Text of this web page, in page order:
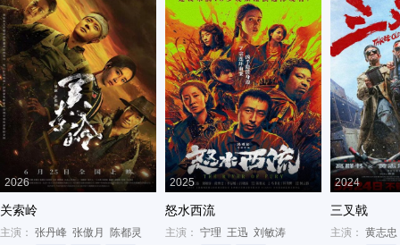
2026
关索岭
主演： 张丹峰 张傲月
陈都灵
2025
怒水西流
主演： 宁理 王迅 刘敏涛
2024
三叉戟
主演： 黄志忠